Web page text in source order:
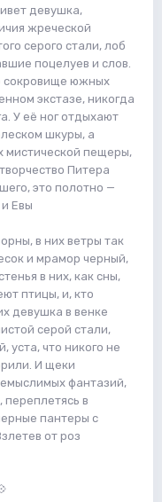
девушка,
жреческой
серого стали, лоб
поцелуев и слов.
сокровище южных
экстазе, никогда
У её ног отдыхают
шкуры, а
мистической пещеры,
Питера
это полотно —
Евы
в них ветры так
и мрамор черный,
в них, как сны,
птицы, и, кто
девушка в венке
серой стали,
уста, что никого не
И щеки
фантазий,
переплетясь в
пантеры с
от роз